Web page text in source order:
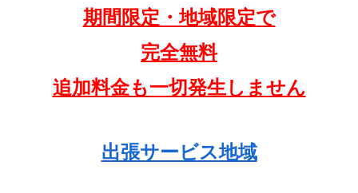
期間限定・地域限定で
完全無料
追加料金も一切発生しません
出張サービス地域